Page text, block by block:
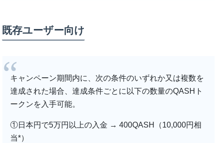
既存ユーザー向け
キャンペーン期間内に、次の条件のいずれか又は複数を
達成された場合、達成条件ごとに以下の数量のQASHト
ークンを入手可能。
①日本円で5万円以上の入金 → 400QASH（10,000円相
当*）